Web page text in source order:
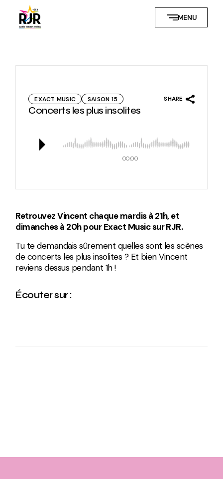
content
MENU
EXACT MUSIC SAISON 15
Concerts les plus insolites
SHARE
00:00
Retrouvez Vincent chaque mardis à 21h, et
dimanches à 20h pour Exact Music sur RJR.
Tu te demandais sûrement quelles sont les scènes
de concerts les plus insolites ? Et bien Vincent
reviens dessus pendant 1h !
Écouter sur :